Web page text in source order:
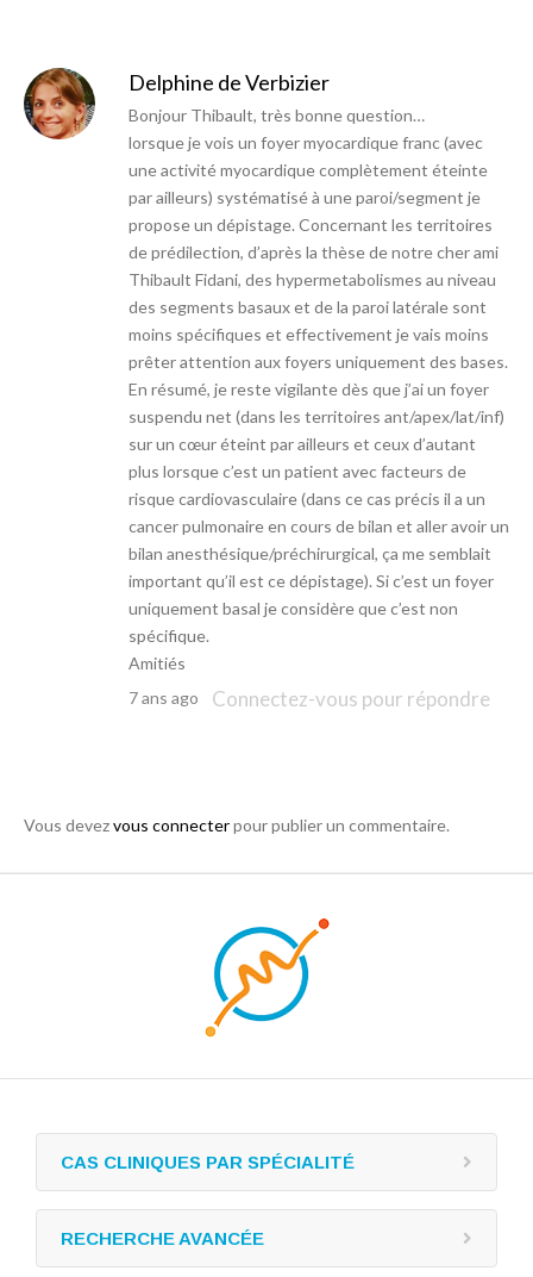
Delphine de Verbizier
Bonjour Thibault, très bonne question…
lorsque je vois un foyer myocardique franc (avec
une activité myocardique complètement éteinte
par ailleurs) systématisé à une paroi/segment je
propose un dépistage. Concernant les territoires
de prédilection, d’après la thèse de notre cher ami
Thibault Fidani, des hypermetabolismes au niveau
des segments basaux et de la paroi latérale sont
moins spécifiques et effectivement je vais moins
prêter attention aux foyers uniquement des bases.
En résumé, je reste vigilante dès que j’ai un foyer
suspendu net (dans les territoires ant/apex/lat/inf)
sur un cœur éteint par ailleurs et ceux d’autant
plus lorsque c’est un patient avec facteurs de
risque cardiovasculaire (dans ce cas précis il a un
cancer pulmonaire en cours de bilan et aller avoir un
bilan anesthésique/préchirurgical, ça me semblait
important qu’il est ce dépistage). Si c’est un foyer
uniquement basal je considère que c’est non
spécifique.
Amitiés
7 ans ago
Connectez-vous pour répondre
Vous devezvous connecterpour publier un commentaire.
CAS CLINIQUES PAR SPÉCIALITÉ
RECHERCHE AVANCÉE